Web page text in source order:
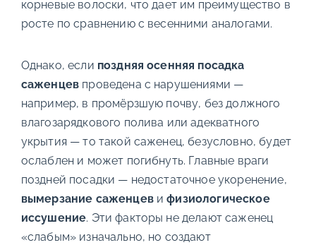
корневые волоски, что дает им преимущество в
росте по сравнению с весенними аналогами.
Однако, если поздняя осенняя посадка
саженцев проведена с нарушениями —
например, в промёрзшую почву, без должного
влагозарядкового полива или адекватного
укрытия — то такой саженец, безусловно, будет
ослаблен и может погибнуть. Главные враги
поздней посадки — недостаточное укоренение,
вымерзание саженцевифизиологическое
иссушение. Эти факторы не делают саженец
«слабым» изначально, но создают